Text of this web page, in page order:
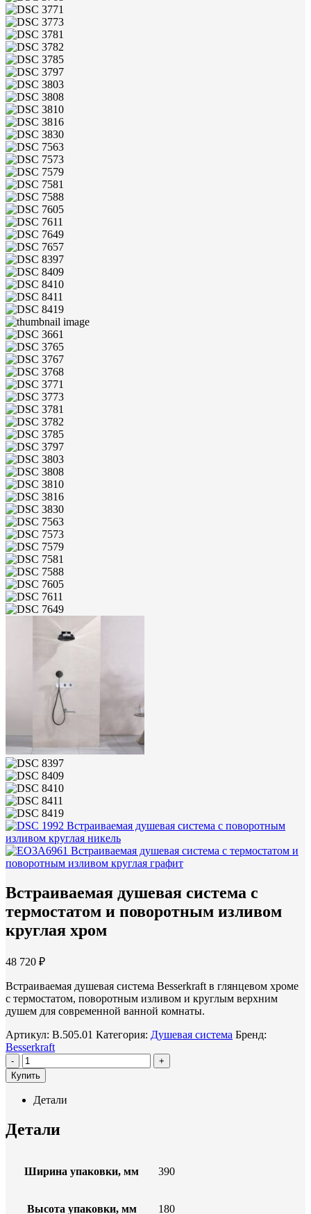
Встраиваемая душевая система с поворотным
изливом круглая никель
Встраиваемая душевая система с термостатом и
поворотным изливом круглая графит
Встраиваемая душевая система с
термостатом и поворотным изливом
круглая хром
48 720 ₽
Встраиваемая душевая система Besserkraft в глянцевом хроме
с термостатом, поворотным изливом и круглым верхним
душем для современной ванной комнаты.
Артикул: B.505.01 Категория: Душевая система Бренд:
Besserkraft
-
+
Купить
Детали
Детали
Ширина упаковки, мм 390
Высота упаковки, мм 180